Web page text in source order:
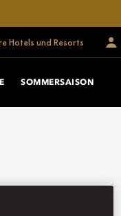
Hotels und Resorts
SOMMERSAISON